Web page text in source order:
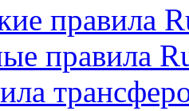
правила
правила